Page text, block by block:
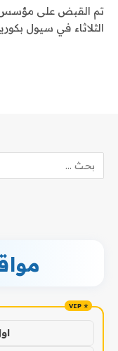
الثلاثاء في سيول